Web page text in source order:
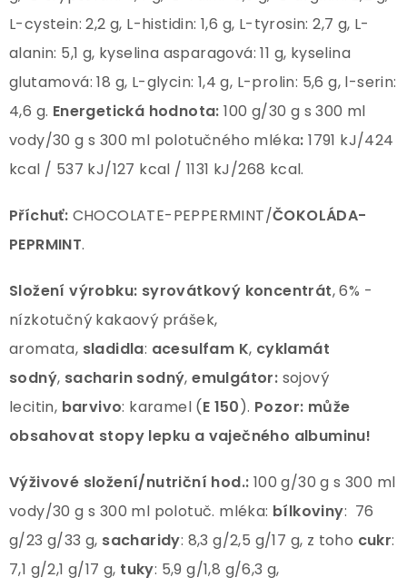
L-cystein: 2,2 g, L-histidin: 1,6 g, L-tyrosin: 2,7 g, L-
alanin: 5,1 g, kyselina asparagová: 11 g, kyselina
glutamová: 18 g, L-glycin: 1,4 g, L-prolin: 5,6 g, l-serin:
4,6 g. Energetická hodnota:100 g/30 g s 300 ml
vody/30 g s 300 ml polotučného mléka: 1791 kJ/424
kcal / 537 kJ/127 kcal / 1131 kJ/268 kcal.
Příchuť: CHOCOLATE-PEPPERMINT/ČOKOLÁDA-
PEPRMINT.
Složení výrobku: syrovátkový koncentrát, 6% -
nízkotučný kakaový prášek,
aromata, sladidla: acesulfam K, cyklamát
sodný, sacharin sodný,emulgátor: sojový
lecitin, barvivo: karamel (E 150). Pozor: může
obsahovat stopy lepku a vaječného albuminu!
Výživové složení/nutriční hod.: 100 g/30 g s 300 ml
vody/30 g s 300 ml polotuč. mléka: bílkoviny: 76
g/23 g/33 g, sacharidy: 8,3 g/2,5 g/17 g, z toho cukr:
7,1 g/2,1 g/17 g, tuky: 5,9 g/1,8 g/6,3 g,